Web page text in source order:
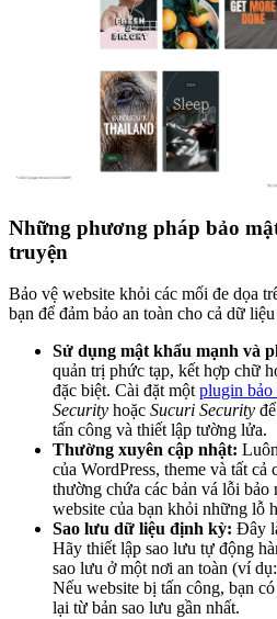
Những phương pháp bảo
truyện
Bảo vệ website khỏi các mối đe dọa
bạn để đảm bảo an toàn cho cả dữ
Sử dụng mật khẩu mạnh và
quản trị phức tạp, kết hợp chữ
đặc biệt. Cài đặt một plugin bảo
Security hoặc Sucuri Security
tấn công và thiết lập tường lửa.
Thường xuyên cập nhật:
của WordPress, theme và tất
thường chứa các bản vá lỗi bảo
website của bạn khỏi những lỗ
Sao lưu dữ liệu định kỳ: Đây
Hãy thiết lập sao lưu tự động
sao lưu ở một nơi an toàn (ví
Nếu website bị tấn công, bạn
lại từ bản sao lưu gần nhất.